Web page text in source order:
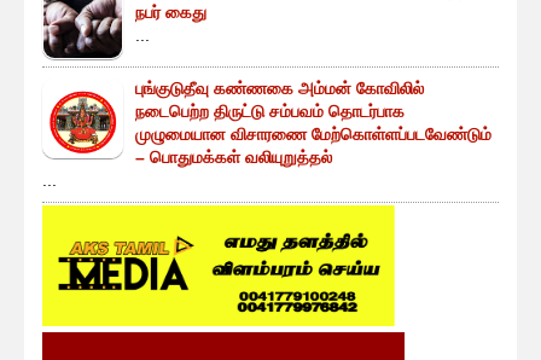
நபர் கைது
புங்குடுதீவு கண்ணகை அம்மன் கோவிலில்
நடைபெற்ற திருட்டு சம்பவம் தொடர்பாக
முழுமையான விசாரணை மேற்கொள்ளப்படவேண்டும்
– பொதுமக்கள் வலியுறுத்தல்